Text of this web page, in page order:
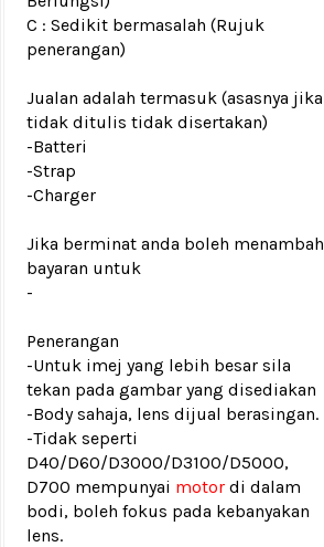
C : Sedikit bermasalah (Rujuk
penerangan)
Jualan adalah termasuk (asasnya jika
tidak ditulis tidak disertakan)
-Batteri
-Strap
-Charger
Jika berminat anda boleh menambah
bayaran untuk
-
Penerangan
-Untuk imej yang lebih besar sila
tekan pada gambar yang disediakan
-Body sahaja, lens dijual berasingan.
-Tidak seperti
D40/D60/D3000/D3100/D5000,
D700 mempunyai motor di dalam
bodi, boleh fokus pada kebanyakan
lens.